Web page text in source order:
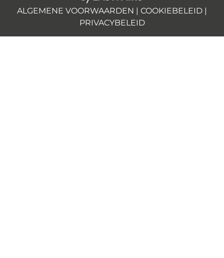
ALGEMENE VOORWAARDEN COOKIEBELEID
PRIVACYBELEID